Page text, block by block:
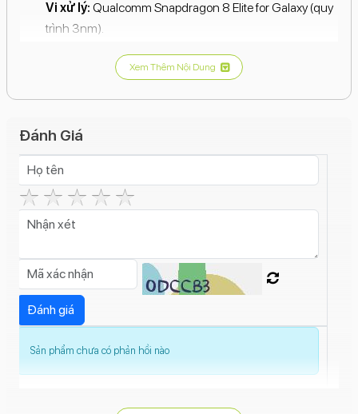
Đánh Giá
Sản phẩm chưa có phản hồi nào
Vi xử lý: Qualcomm Snapdragon 8 Elite for Galaxy (quy
trình 3nm).
RAM/Lưu trữ:12GB RAM | 256GB ROM (UFS 4.0).
Camera sau:Chính 200MP (f/1.7) + Góc siêu rộng
50MP + Tele 50MP/10MP (hỗ trợ zoom quang học chất
Camera trước:
Pin & Sạc:
Hệ điều hành:Android 15, giao diện One UI mới nhất
tích hợp Galaxy AI.
Xem Thêm Nội Dung